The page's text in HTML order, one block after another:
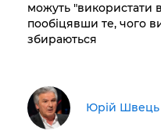
можуть "використати
пообіцявши те, чого
збираються
Юрій Швець